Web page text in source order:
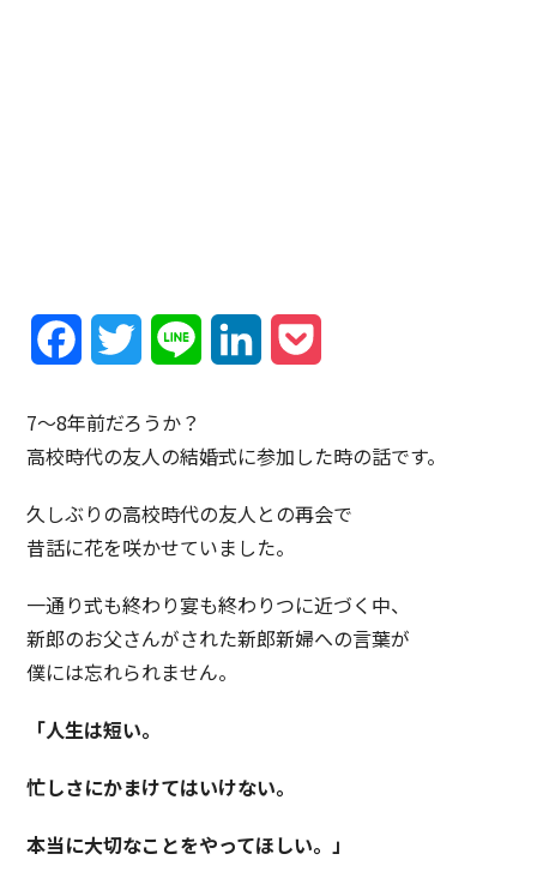
FacebookTwitter Line LinkedIn
7〜8年前だろうか？
高校時代の友人の結婚式に参加した時の話です。
久しぶりの高校時代の友人との再会で
昔話に花を咲かせていました。
一通り式も終わり宴も終わりつに近づく中、
新郎のお父さんがされた新郎新婦への言葉が
僕には忘れられません。
「人生は短い。
忙しさにかまけてはいけない。
本当に大切なことをやってほしい。」